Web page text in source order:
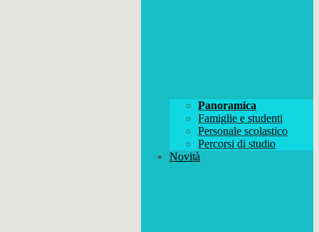
Panoramica
Famiglie e studenti
Personale scolastico
Percorsi di studio
Novità